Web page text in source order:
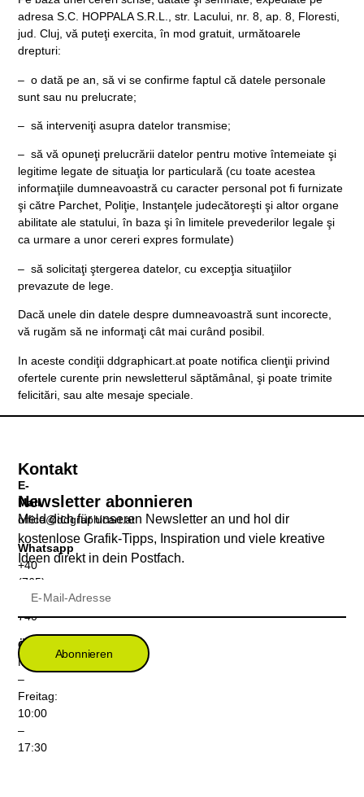
adresa S.C. HOPPALA S.R.L., str. Lacului, nr. 8, ap. 8, Floresti,
jud. Cluj, vă puteţi exercita, în mod gratuit, următoarele
drepturi:
– o dată pe an, să vi se confirme faptul că datele personale
sunt sau nu prelucrate;
– să interveniţi asupra datelor transmise;
– să vă opuneţi prelucrării datelor pentru motive întemeiate şi
legitime legate de situaţia lor particulară (cu toate acestea
informaţiile dumneavoastră cu caracter personal pot fi furnizate
şi către Parchet, Poliţie, Instanţele judecătoreşti şi altor organe
abilitate ale statului, în baza şi în limitele prevederilor legale şi
ca urmare a unor cereri expres formulate)
– să solicitaţi ştergerea datelor, cu excepţia situaţiilor
prevazute de lege.
Dacă unele din datele despre dumneavoastră sunt incorecte,
vă rugăm să ne informaţi cât mai curând posibil.
In aceste condiţii ddgraphicart.at poate notifica clienţii privind
ofertele curente prin newsletterul săptămânal, şi poate trimite
felicitări, sau alte mesaje speciale.
Kontakt
E-
Mail
office@ddgraphicart.at
Whatsapp
+40
(765)
399
740
Öffnungszeiten
Montag
–
Freitag:
10:00
–
17:30
Newsletter abonnieren
Meld dich für unseren Newsletter an und hol dir
kostenlose Grafik-Tipps, Inspiration und viele kreative
Ideen direkt in dein Postfach.
Abonnieren